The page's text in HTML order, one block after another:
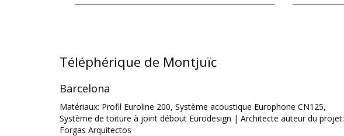
Téléphérique de Montjuïc
Barcelona
Matériaux: Profil Euroline 200, Système acoustique Europhone CN125,
Système de toiture à joint débout Eurodesign | Architecte auteur du projet:
Forgas Arquitectos